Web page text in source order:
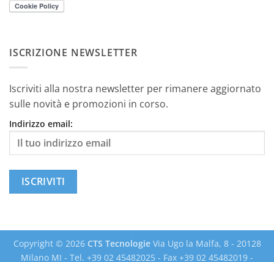
ISCRIZIONE NEWSLETTER
Iscriviti alla nostra newsletter per rimanere aggiornato
sulle novità e promozioni in corso.
Indirizzo email:
Copyright © 2026 CTS Tecnologie Via Ugo la Malfa, 8 - 20128
Milano MI - Tel. +39 02 45482025 - Fax +39 02 45482019 -